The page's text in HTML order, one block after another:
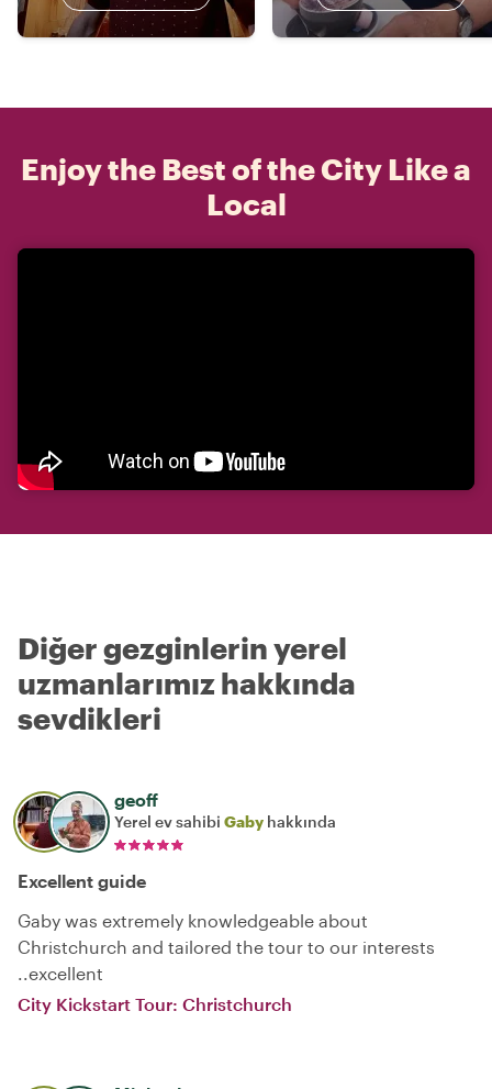
Enjoy the Best of the City Like a
Local
Diğer gezginlerin yerel
uzmanlarımız hakkında
sevdikleri
geoff
Yerel ev sahibi Gaby hakkında
Excellent guide
Gaby was extremely knowledgeable about
Christchurch and tailored the tour to our interests
..excellent
City Kickstart Tour: Christchurch